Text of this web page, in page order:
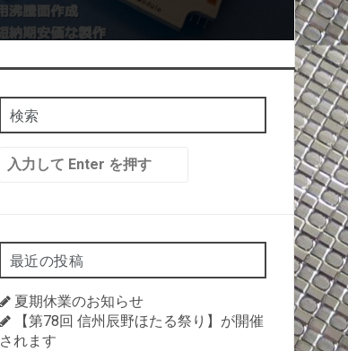
検索
検
索:
最近の投稿
夏期休業のお知らせ
【第78回 信州辰野ほたる祭り】が開催
されます